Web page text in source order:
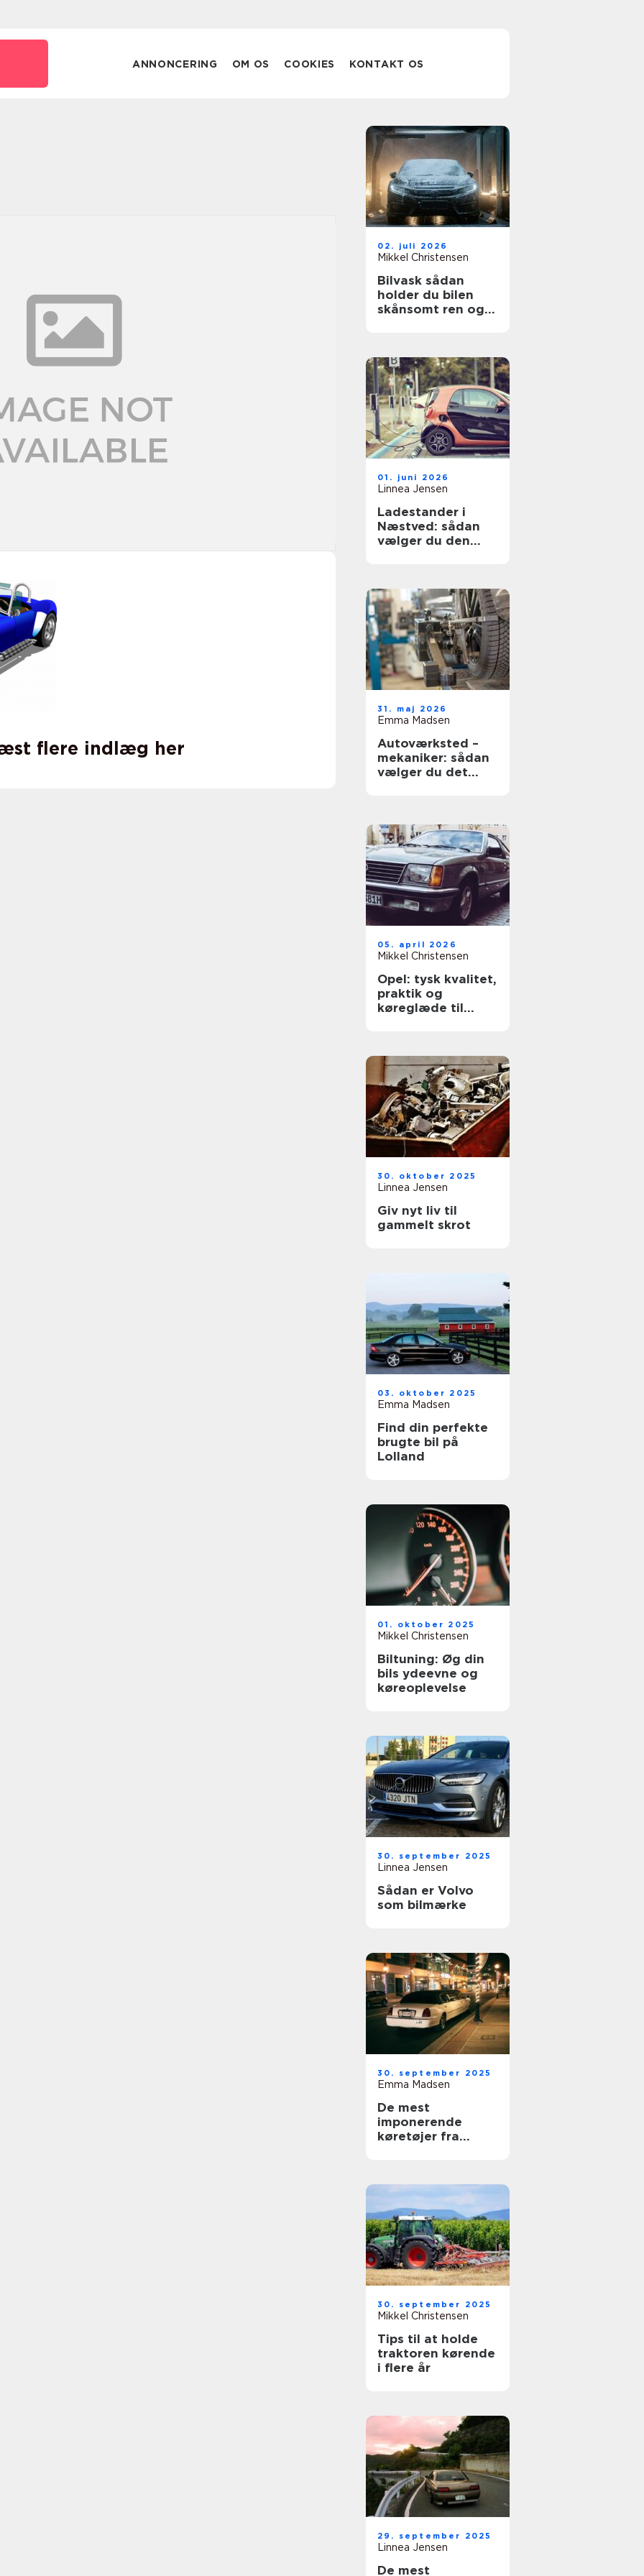
ANNONCERING OM OS COOKIES KONTAKT OS
flere indlæg her
02. juli 2026
Mikkel Christensen
Bilvask sådan
holder du bilen
skånsomt ren og
01. juni 2026
Linnea Jensen
Ladestander i
Næstved: sådan
vælger du den
31. maj 2026
Emma Madsen
Autoværksted –
mekaniker: sådan
vælger du det
05. april 2026
Mikkel Christensen
Opel: tysk kvalitet,
praktik og
køreglæde til
30. oktober 2025
Linnea Jensen
Giv nyt liv til
gammelt skrot
03. oktober 2025
Emma Madsen
Find din perfekte
brugte bil på
Lolland
01. oktober 2025
Mikkel Christensen
Biltuning: Øg din
bils ydeevne og
køreoplevelse
30. september 2025
Linnea Jensen
Sådan er Volvo
som bilmærke
30. september 2025
Emma Madsen
De mest
imponerende
køretøjer fra
30. september 2025
Mikkel Christensen
Tips til at holde
traktoren kørende
i flere år
29. september 2025
Linnea Jensen
De mest